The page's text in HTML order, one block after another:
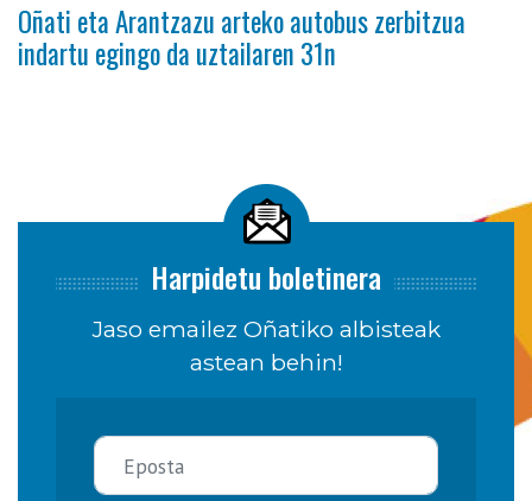
Oñati eta Arantzazu arteko autobus zerbitzua
indartu egingo da uztailaren 31n
Harpidetu boletinera
Jaso emailez Oñatiko albisteak
astean behin!